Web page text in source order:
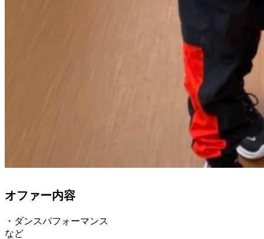
オファー内容
・ダンスパフォーマンス
など